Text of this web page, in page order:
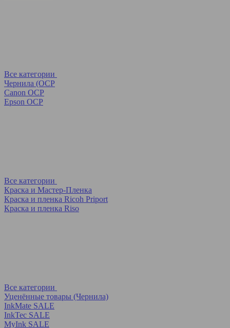
Все категории
Чернила (OCP
Canon OCP
Epson OCP
Все категории
Краска и Мастер-Пленка
Краска и пленка Ricoh Priport
Краска и пленка Riso
Все категории
Уценённые товары (Чернила)
InkMate SALE
InkTec SALE
MyInk SALE